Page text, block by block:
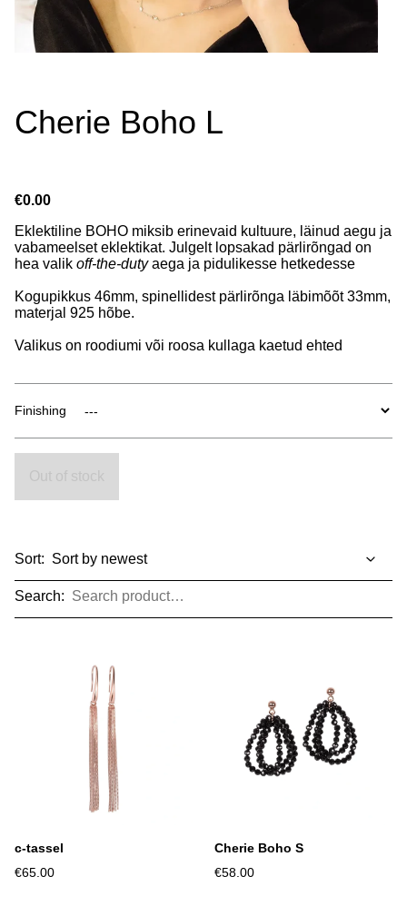
Cherie Boho L
€0.00
Eklektiline BOHO miksib erinevaid kultuure, läinud aegu ja
vabameelset eklektikat. Julgelt lopsakad pärlirõngad on
hea valik off-the-dutyaega ja pidulikesse hetkedesse
Kogupikkus 46mm, spinellidest pärlirõnga läbimõõt 33mm,
materjal 925 hõbe.
Valikus on roodiumi või roosa kullaga kaetud ehted
Finishing
Sort:
Search:
c-tassel
€65.00
Cherie Boho S
€58.00